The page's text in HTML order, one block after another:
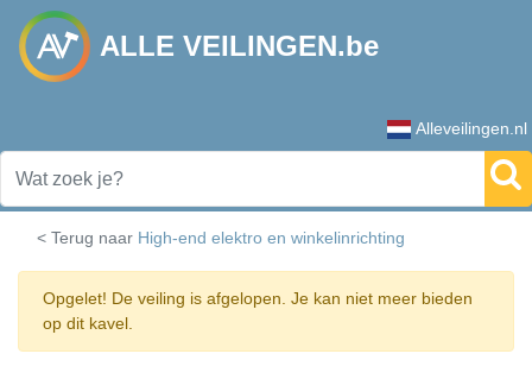
ALLE VEILINGEN.be
Alleveilingen.nl
< Terug naar High-end elektro en winkelinrichting
Opgelet! De veiling is afgelopen. Je kan niet meer bieden
op dit kavel.